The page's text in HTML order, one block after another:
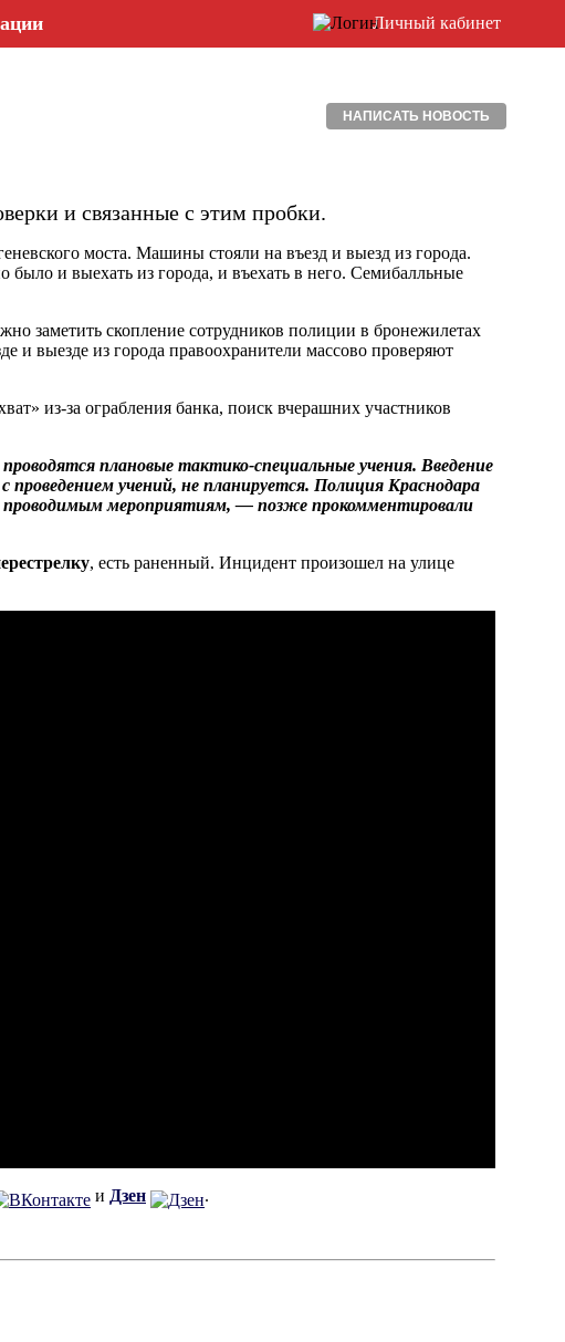
Личный кабинет
НАПИСАТЬ НОВОСТЬ
и связанные с этим пробки.
моста. Машины стояли на въезд и выезд из города.
и выехать из города, и въехать в него. Семибалльные
заметить скопление сотрудников полиции в бронежилетах
и выезде из города правоохранители массово проверяют
из-за ограбления банка, поиск вчерашних участников
плановые тактико-специальные учения. Введение
проведением учений, не планируется. Полиция Краснодара
мероприятиям, — позже прокомментировали
, есть раненный. Инцидент произошел на улице
и Дзен .